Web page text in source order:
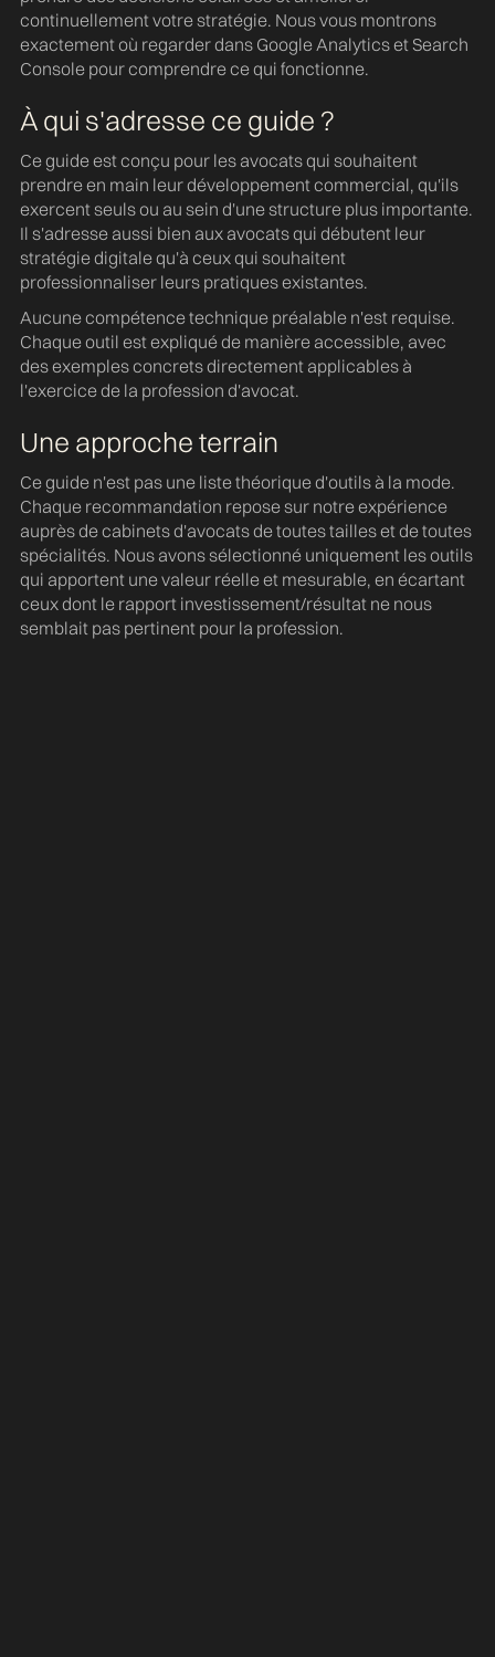
continuellement votre stratégie. Nous vous montrons
exactement où regarder dans Google Analytics et Search
Console pour comprendre ce qui fonctionne.
À qui s'adresse ce guide ?
Ce guide est conçu pour les avocats qui souhaitent
prendre en main leur développement commercial, qu'ils
exercent seuls ou au sein d'une structure plus importante.
Il s'adresse aussi bien aux avocats qui débutent leur
stratégie digitale qu'à ceux qui souhaitent
professionnaliser leurs pratiques existantes.
Aucune compétence technique préalable n'est requise.
Chaque outil est expliqué de manière accessible, avec
des exemples concrets directement applicables à
l'exercice de la profession d'avocat.
Une approche terrain
Ce guide n'est pas une liste théorique d'outils à la mode.
Chaque recommandation repose sur notre expérience
auprès de cabinets d'avocats de toutes tailles et de toutes
spécialités. Nous avons sélectionné uniquement les outils
qui apportent une valeur réelle et mesurable, en écartant
ceux dont le rapport investissement/résultat ne nous
semblait pas pertinent pour la profession.